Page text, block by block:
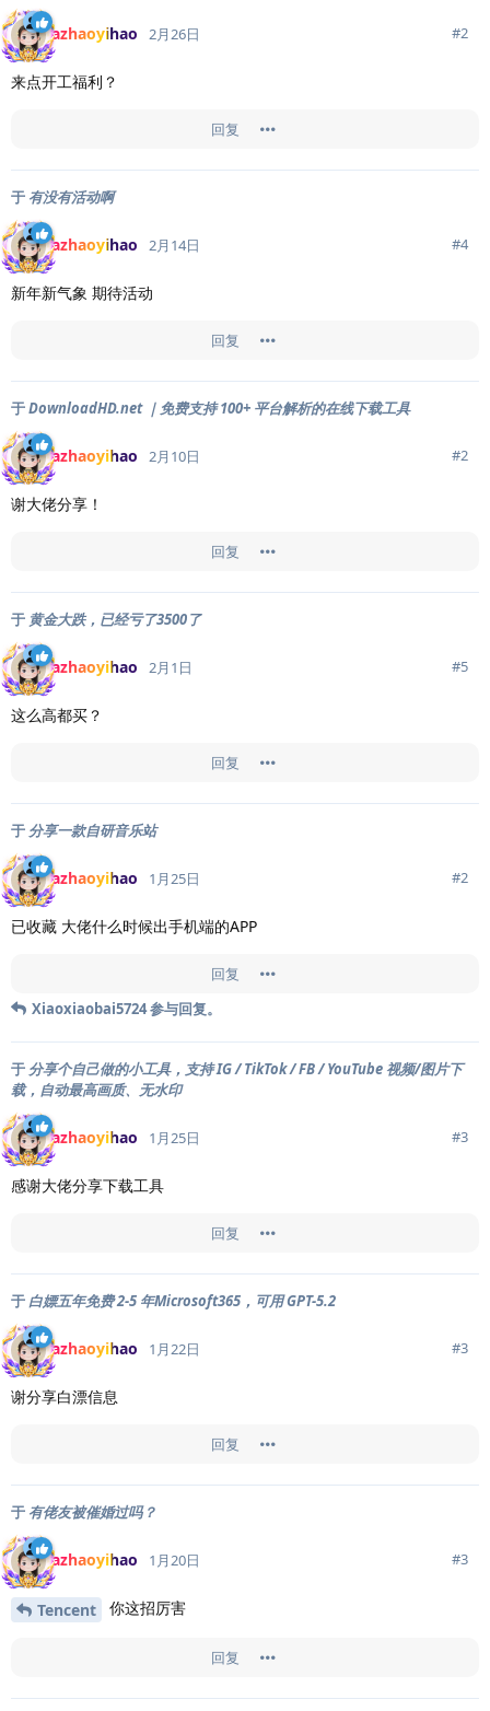
azhaoyihao 2月26日 #2
来点开工福利？
回复
于 有没有活动啊
azhaoyihao 2月14日 #4
新年新气象 期待活动
回复
于DownloadHD.net ｜免费支持 100+ 平台解析的在线下载工具
azhaoyihao 2月10日 #2
谢大佬分享！
回复
于 黄金大跌，已经亏了3500了
azhaoyihao 2月1日 #5
这么高都买？
回复
于 分享一款自研音乐站
azhaoyihao 1月25日 #2
已收藏 大佬什么时候出手机端的APP
回复
Xiaoxiaobai5724参与回复。
于 分享个自己做的小工具，支持 IG / TikTok / FB / YouTube 视频/图片下
载，自动最高画质、无水印
azhaoyihao 1月25日 #3
感谢大佬分享下载工具
回复
于 白嫖五年免费 2-5 年Microsoft365，可用 GPT-5.2
azhaoyihao 1月22日 #3
谢分享白漂信息
回复
于 有佬友被催婚过吗？
azhaoyihao 1月20日 #3
Tencent 你这招厉害
回复